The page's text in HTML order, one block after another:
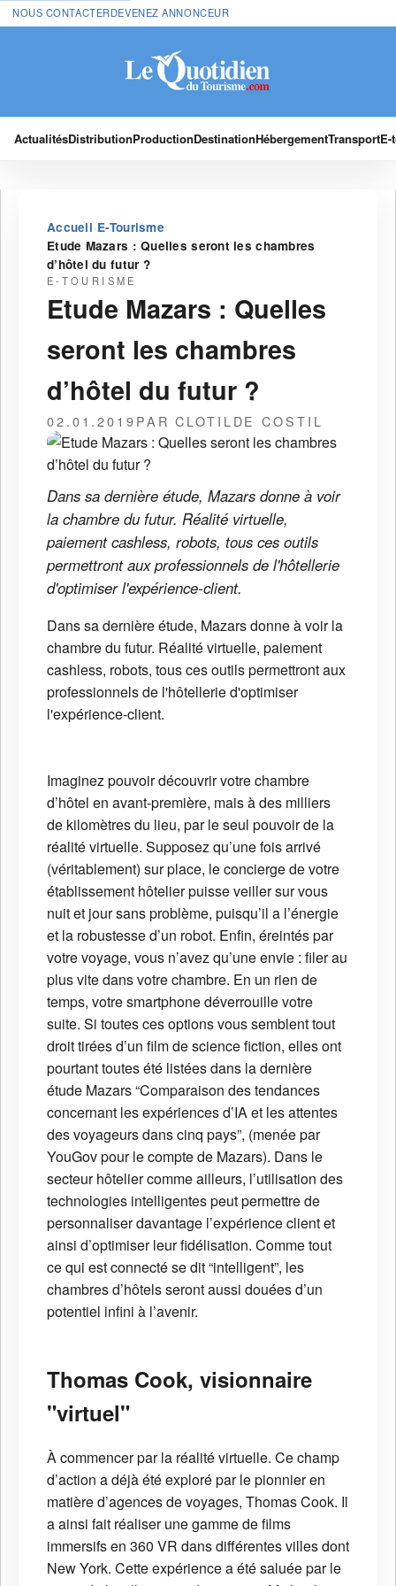
NOUS CONTACTERDEVENEZ ANNONCEUR
ActualitésDistributionProductionDestinationHébergementTransport
Accueil›E-Tourisme›
Etude Mazars : Quelles seront les chambres
d’hôtel du futur ?
E-TOURISME
Etude Mazars : Quelles
seront les chambres
d’hôtel du futur ?
02.01.2019PAR CLOTILDE COSTIL
Dans sa dernière étude, Mazars donne à voir
la chambre du futur. Réalité virtuelle,
paiement cashless, robots, tous ces outils
permettront aux professionnels de l'hôtellerie
d'optimiser l'expérience-client.
Dans sa dernière étude, Mazars donne à voir la
chambre du futur. Réalité virtuelle, paiement
cashless, robots, tous ces outils permettront aux
professionnels de l'hôtellerie d'optimiser
l'expérience-client.
Imaginez pouvoir découvrir votre chambre
d’hôtel en avant-première, mais à des milliers
de kilomètres du lieu, par le seul pouvoir de la
réalité virtuelle. Supposez qu’une fois arrivé
(véritablement) sur place, le concierge de votre
établissement hôtelier puisse veiller sur vous
nuit et jour sans problème, puisqu’il a l’énergie
et la robustesse d’un robot. Enfin, éreintés par
votre voyage, vous n’avez qu’une envie : filer au
plus vite dans votre chambre. En un rien de
temps, votre smartphone déverrouille votre
suite. Si toutes ces options vous semblent tout
droit tirées d’un film de science fiction, elles ont
pourtant toutes été listées dans la dernière
étude Mazars “Comparaison des tendances
concernant les expériences d’IA et les attentes
des voyageurs dans cinq pays”, (menée par
YouGov pour le compte de Mazars). Dans le
secteur hôtelier comme ailleurs, l’utilisation des
technologies intelligentes peut permettre de
personnaliser davantage l’expérience client et
ainsi d’optimiser leur fidélisation. Comme tout
ce qui est connecté se dit “intelligent”, les
chambres d’hôtels seront aussi douées d’un
potentiel infini à l’avenir.
Thomas Cook, visionnaire
"virtuel"
À commencer par la réalité virtuelle. Ce champ
d’action a déjà été exploré par le pionnier en
matière d’agences de voyages, Thomas Cook. Il
a ainsi fait réaliser une gamme de films
immersifs en 360 VR dans différentes villes dont
New York. Cette expérience a été saluée par le